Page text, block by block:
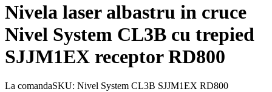
Nivela laser albastru in cruce
Nivel System CL3B cu trepied
SJJM1EX receptor RD800
La comandaSKU: Nivel System CL3B SJJM1EX RD800